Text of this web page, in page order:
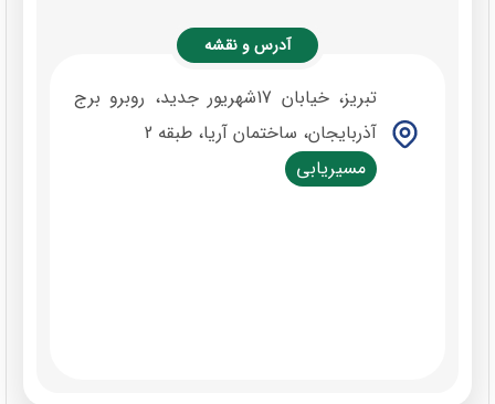
آدرس و نقشه
تبریز، خیابان 17شهریور جدید، روبرو برج
آذربایجان، ساختمان آریا، طبقه 2
مسیریابی